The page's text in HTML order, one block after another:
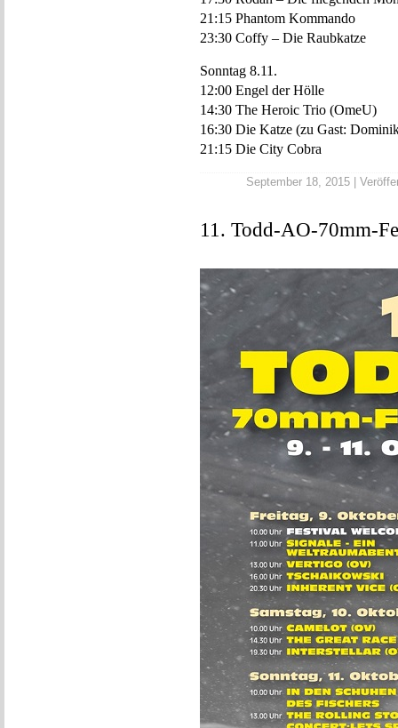
21:15 Phantom Kommando
23:30 Coffy – Die Raubkatze
Sonntag 8.11.
12:00 Engel der Hölle
14:30 The Heroic Trio (OmeU)
16:30 Die Katze (zu Gast:
21:15 Die City Cobra
September 18, 2015 |
11. Todd-AO-70mm-